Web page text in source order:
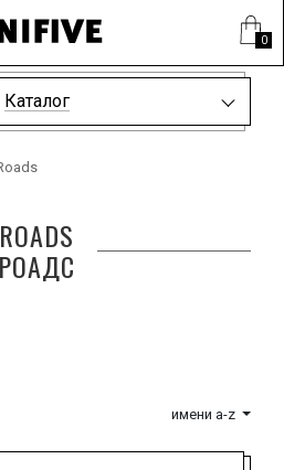
0
Каталог
ROADS
РОАДС
имени a-z